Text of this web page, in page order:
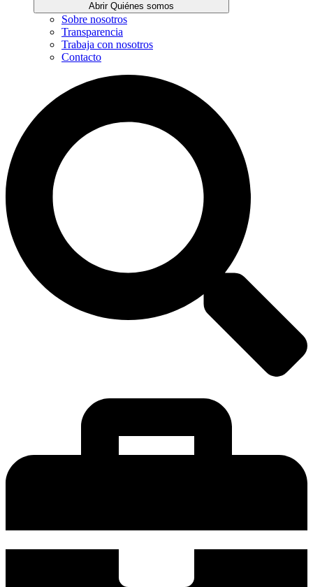
Abrir Quiénes somos
Sobre nosotros
Transparencia
Trabaja con nosotros
Contacto